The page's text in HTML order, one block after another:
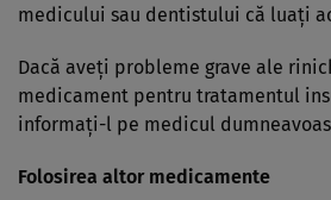
medicului sau dentistului că luaţi
Dacă aveţi probleme grave ale
medicament pentru tratamentul
informaţi-l pe medicul
Folosirea altor medicamente